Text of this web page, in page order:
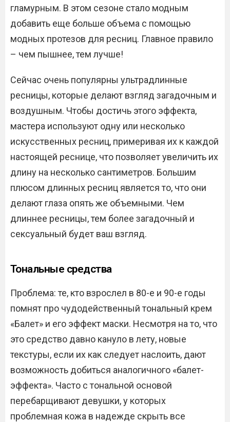
гламурным. В этом сезоне стало модным
добавить еще больше объема с помощью
модных протезов для ресниц. Главное правило
– чем пышнее, тем лучше!
Сейчас очень популярны ультрадлинные
ресницы, которые делают взгляд загадочным и
воздушным. Чтобы достичь этого эффекта,
мастера используют одну или несколько
искусственных ресниц, примеривая их к каждой
настоящей реснице, что позволяет увеличить их
длину на несколько сантиметров. Большим
плюсом длинных ресниц является то, что они
делают глаза опять же объемными. Чем
длиннее ресницы, тем более загадочный и
сексуальный будет ваш взгляд.
Тональные средства
Проблема: те, кто взрослел в 80-е и 90-е годы
помнят про чудодейственный тональный крем
«Балет» и его эффект маски. Несмотря на то, что
это средство давно кануло в лету, новые
текстуры, если их как следует наслоить, дают
возможность добиться аналогичного «балет-
эффекта». Часто с тональной основой
перебарщивают девушки, у которых
проблемная кожа в надежде скрыть все